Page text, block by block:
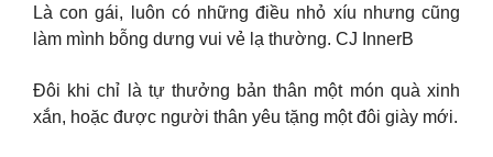
Là con gái, luôn có những điều nhỏ xíu nhưng cũng
làm mình bỗng dưng vui vẻ lạ thường. CJ InnerB
Đôi khi chỉ là tự thưởng bản thân một món quà xinh
xắn, hoặc được người thân yêu tặng một đôi giày mới.